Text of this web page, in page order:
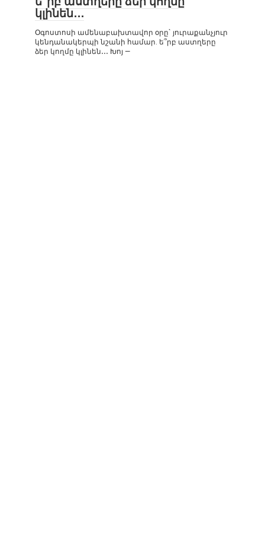
կլինեն․․․
Օգոստոսի ամենաբախտավոր օրը` յուրաքանչյուր
կենդանակերպի նշանի համար. ե՞րբ աստղերը
ձեր կողմը կլինեն․․․ Խոյ —